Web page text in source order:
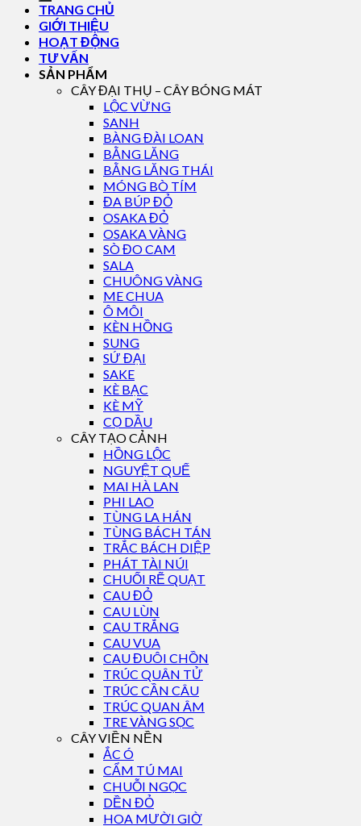
TRANG CHỦ
GIỚI THIỆU
HOẠT ĐỘNG
TƯ VẤN
SẢN PHẨM
CÂY ĐẠI THỤ – CÂY BÓNG MÁT
LỘC VỪNG
SANH
BÀNG ĐÀI LOAN
BẰNG LĂNG
BẰNG LĂNG THÁI
MÓNG BÒ TÍM
ĐA BÚP ĐỎ
OSAKA ĐỎ
OSAKA VÀNG
SÒ ĐO CAM
SALA
CHUÔNG VÀNG
ME CHUA
Ô MÔI
KÈN HỒNG
SUNG
SỨ ĐẠI
SAKE
KÈ BẠC
KÈ MỸ
CỌ DẦU
CÂY TẠO CẢNH
HỒNG LỘC
NGUYỆT QUẾ
MAI HÀ LAN
PHI LAO
TÙNG LA HÁN
TÙNG BÁCH TÁN
TRẮC BÁCH DIỆP
PHÁT TÀI NÚI
CHUỐI RẼ QUẠT
CAU ĐỎ
CAU LÙN
CAU TRẮNG
CAU VUA
CAU ĐUÔI CHỒN
TRÚC QUÂN TỬ
TRÚC CẦN CÂU
TRÚC QUAN ÂM
TRE VÀNG SỌC
CÂY VIỀN NỀN
ẮC Ó
CẨM TÚ MAI
CHUỖI NGỌC
DỀN ĐỎ
HOA MƯỜI GIỜ